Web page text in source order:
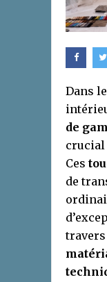
Dans
de
crucial
Ces
de